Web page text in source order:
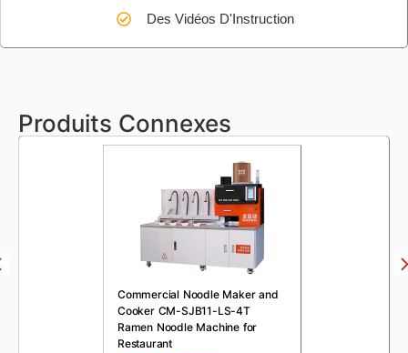
Des Vidéos D'Instruction
Produits Connexes
Commercial Noodle Maker and
Cooker CM-SJB11-LS-4T
Ramen Noodle Machine for
Restaurant